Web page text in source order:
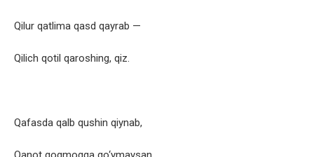
Qilur qatlima qasd qayrab —
Qilich qotil qaroshing, qiz.
Qafasda qalb qushin qiynab,